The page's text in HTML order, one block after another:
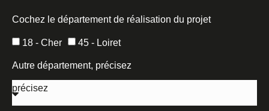
Cochez le département de réalisation du projet
18 - Cher 45 - Loiret
Autre département, précisez